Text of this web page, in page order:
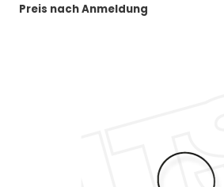
Preis nach Anmeldung